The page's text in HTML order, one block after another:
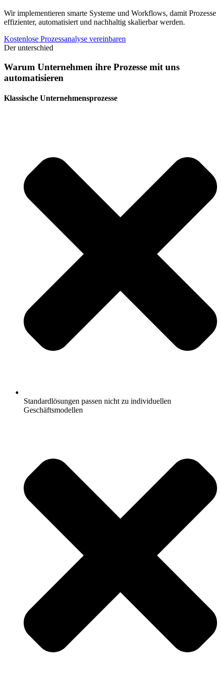
Wir implementieren smarte Systeme und Workflows, damit Prozesse
effizienter, automatisiert und nachhaltig skalierbar werden.
Kostenlose Prozessanalyse vereinbaren
Der unterschied
Warum Unternehmen ihre Prozesse mit uns
automatisieren
Klassische Unternehmensprozesse
Standardlösungen passen nicht zu individuellen
Geschäftsmodellen